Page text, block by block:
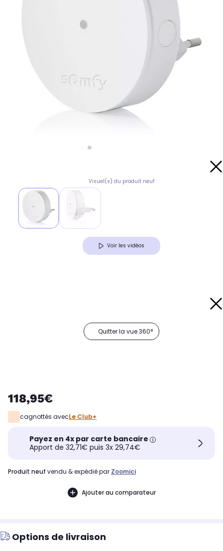
Visuel(s) du produit neuf
Voir les vidéos
Quitter la vue 360°
118,95€
cagnottés avecLe Club+
Payez en 4x par carte bancaire
Apport de 32,71€ puis 3x 29,74€
produit neuf vendu & expédié par Zoomici
Ajouter au comparateur
Options de livraison